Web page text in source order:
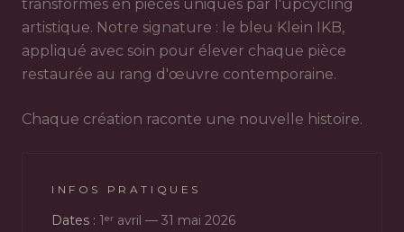
transformés en pièces uniques par l'upcycling
artistique. Notre signature : le bleu Klein IKB,
appliqué avec soin pour élever chaque pièce
restaurée au rang d'œuvre contemporaine.
Chaque création raconte une nouvelle histoire.
INFOS PRATIQUES
Dates : 1ᵉʳ avril — 31 mai 2026